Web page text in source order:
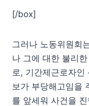
[/box]
그러나 노동위원회
나 그에 대한 불리
로, 기간제근로자
보가 부당해고임을
를 앞세워 사건을